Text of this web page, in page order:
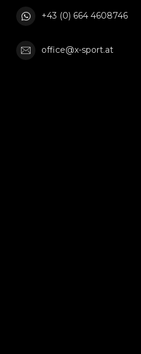
+43 (0) 664 4608746
office@x-sport.at